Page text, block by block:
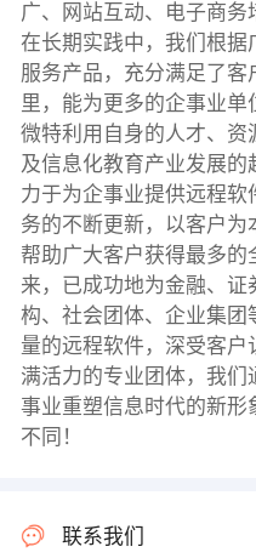
广、网站互动、电子商务
在长期实践中，我们根
服务产品，充分满足了客
里，能为更多的企事业单
微特利用自身的人才、
及信息化教育产业发展
力于为企事业提供远程
务的不断更新，以客户
帮助广大客户获得最多
来，已成功地为金融、
构、社会团体、企业集
量的远程软件，深受客
满活力的专业团体，我
事业重塑信息时代的新
不同！
联系我们